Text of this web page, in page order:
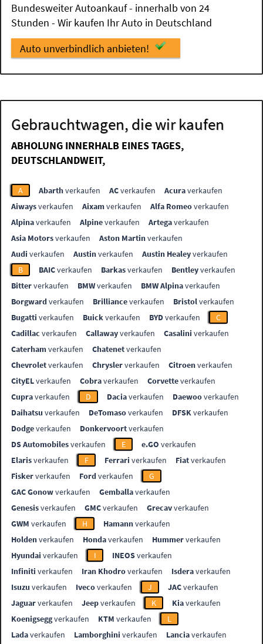
Bundesweiter Autoankauf - innerhalb von 24
Stunden - Wir kaufen Ihr Auto in Deutschland
Auto unverbindlich anbieten!
Gebrauchtwagen, die wir kaufen
ABHOLUNG INNERHALB EINES TAGES,
DEUTSCHLANDWEIT,
A Abarthverkaufen ACverkaufen Acuraverkaufen
Aiwaysverkaufen Aixamverkaufen Alfa Romeoverkaufen
Alpinaverkaufen Alpineverkaufen Artegaverkaufen
Asia Motorsverkaufen Aston Martinverkaufen
Audi verkaufen Austinverkaufen Austin Healeyverkaufen
B
BAICverkaufen Barkasverkaufen Bentleyverkaufen
Bitterverkaufen BMWverkaufen BMW Alpinaverkaufen
Borgwardverkaufen Brillianceverkaufen Bristolverkaufen
Bugatti verkaufen Buickverkaufen BYDverkaufen
C
Cadillac verkaufen Callawayverkaufen Casalini verkaufen
Caterhamverkaufen Chatenetverkaufen
Chevroletverkaufen Chryslerverkaufen Citroenverkaufen
CityELverkaufen Cobraverkaufen Corvetteverkaufen
Cupraverkaufen D Daciaverkaufen Daewooverkaufen
Daihatsu verkaufen DeTomasoverkaufen DFSKverkaufen
Dodgeverkaufen Donkervoortverkaufen
DS Automobilesverkaufen E e.GO verkaufen
Elarisverkaufen F Ferrari verkaufen Fiatverkaufen
Fiskerverkaufen Fordverkaufen
G
GAC Gonowverkaufen Gemballaverkaufen
Genesisverkaufen GMCverkaufen Grecavverkaufen
GWM verkaufen H Hamannverkaufen
Holdenverkaufen Hondaverkaufen Hummerverkaufen
Hyundai verkaufen I INEOSverkaufen
Infiniti verkaufen Iran Khodroverkaufen Isderaverkaufen
Isuzu verkaufen Ivecoverkaufen J JACverkaufen
Jaguarverkaufen Jeepverkaufen K Kiaverkaufen
Koenigseggverkaufen KTM verkaufen
L
Ladaverkaufen Lamborghini verkaufen Lanciaverkaufen